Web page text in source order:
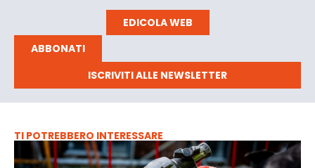
EDICOLA WEB
ABBONATI
ISCRIVITI ALLE NEWSLETTER
TI POTREBBERO INTERESSARE